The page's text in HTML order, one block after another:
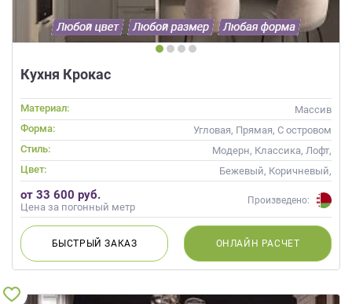
Кухня Крокас
Материал:
Массив
Форма:
Угловая, Прямая, С островом
Стиль:
Модерн, Классика, Лофт,
Прованс, Скандинавский,
Неоклассика, Современные
Цвет:
Бежевый, Коричневый,
Капучино
от 33 600 руб.
Цена за погонный метр
Произведено:
БЫСТРЫЙЗАКАЗ ОНЛАЙН РАСЧЕТ